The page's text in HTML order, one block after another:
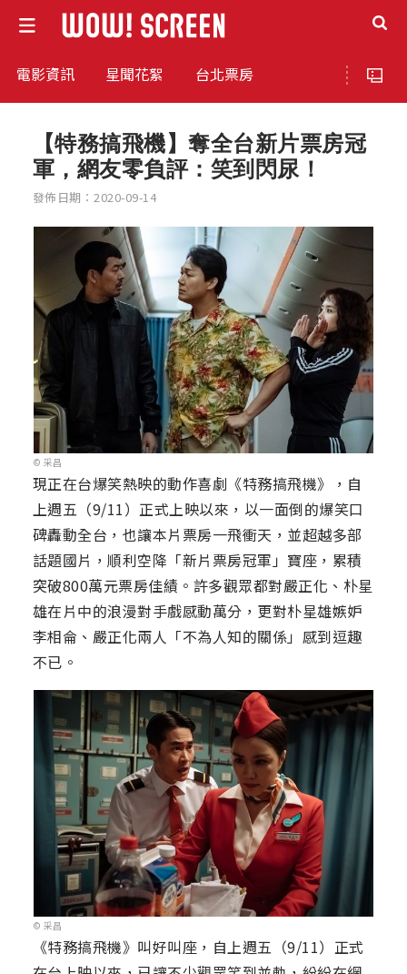
電影資訊 星聞花絮 台北票房
【特務搞飛機】奪全台新片票房冠
軍，網友零負評：笑到閃尿！
發佈日期：2020-09-14
© 采昌
現正在台爆笑熱映的動作喜劇《特務搞飛機》，自
上週五（9/11）正式上映以來，以一面倒的爆笑口
碑轟動全台，也讓本片票房一飛衝天，並超越多部
話題國片，順利空降「新片票房冠軍」寶座，累積
突破800萬元票房佳績。許多觀眾都對嚴正化、朴星
雄在片中的浪漫對手戲感動萬分，更對朴星雄嫉妒
李相侖、嚴正化兩人「不為人知的關係」感到逗趣
不已。
© 采昌
《特務搞飛機》叫好叫座，自上週五（9/11）正式